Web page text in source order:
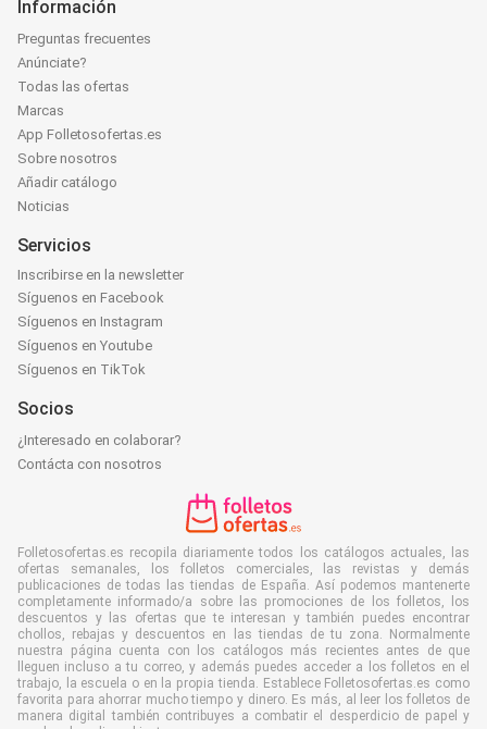
Información
Preguntas frecuentes
Anúnciate?
Todas las ofertas
Marcas
App Folletosofertas.es
Sobre nosotros
Añadir catálogo
Noticias
Servicios
Inscribirse en la newsletter
Síguenos en Facebook
Síguenos en Instagram
Síguenos en Youtube
Síguenos en TikTok
Socios
¿Interesado en colaborar?
Contácta con nosotros
Folletosofertas.es recopila diariamente todos los catálogos actuales, las
ofertas semanales, los folletos comerciales, las revistas y demás
publicaciones de todas las tiendas de España. Así podemos mantenerte
completamente informado/a sobre las promociones de los folletos, los
descuentos y las ofertas que te interesan y también puedes encontrar
chollos, rebajas y descuentos en las tiendas de tu zona. Normalmente
nuestra página cuenta con los catálogos más recientes antes de que
lleguen incluso a tu correo, y además puedes acceder a los folletos en el
trabajo, la escuela o en la propia tienda. Establece Folletosofertas.es como
favorita para ahorrar mucho tiempo y dinero. Es más, al leer los folletos de
manera digital también contribuyes a combatir el desperdicio de papel y